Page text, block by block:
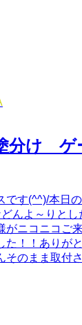
分け ゲ
です(^^)/本日
んよ～りと
がニコニコご
た！！あり
そのまま取付